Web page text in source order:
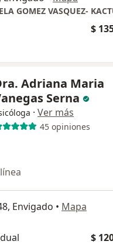
GOMEZ VASQUEZ-
$
Adriana Maria
Serna
· Ver más
45 opiniones
Envigado • Mapa
$